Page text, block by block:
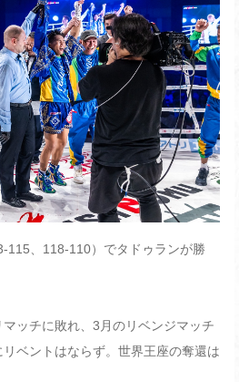
115、118-110）でタドゥランが勝
ッチに敗れ、3月のリベンジマッチ
ベントはならず。世界王座の奪還は